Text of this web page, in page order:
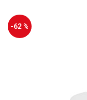
-62 %